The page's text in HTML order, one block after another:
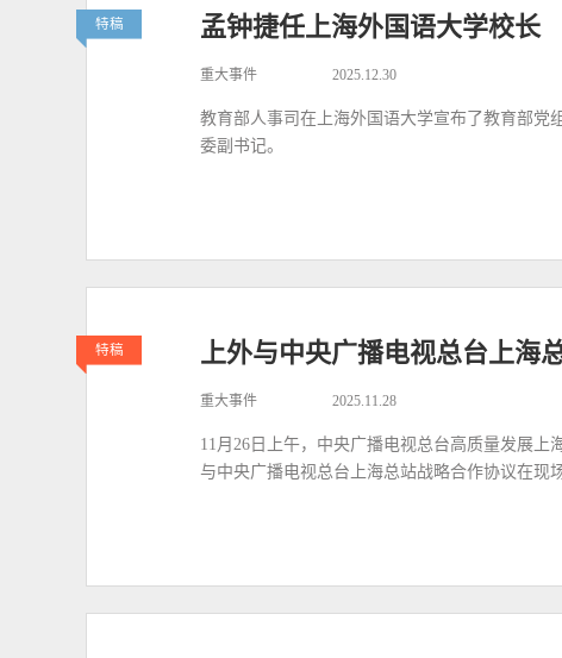
特稿 孟钟捷任上海外国语大学校长
重大事件 2025.12.30
教育部人事司在上海外国语大学宣布了教育部党
委副书记。
特稿 上外与中央广播电视总台上海
重大事件 2025.11.28
11月26日上午，中央广播电视总台高质量发展
与中央广播电视总台上海总站战略合作协议在现